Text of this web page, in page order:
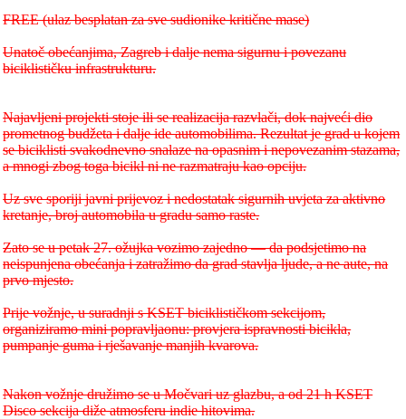
FREE (ulaz besplatan za sve sudionike kritične mase)
Unatoč obećanjima, Zagreb i dalje nema sigurnu i povezanu
biciklističku infrastrukturu.
Najavljeni projekti stoje ili se realizacija razvlači, dok najveći dio
prometnog budžeta i dalje ide automobilima. Rezultat je grad u kojem
se biciklisti svakodnevno snalaze na opasnim i nepovezanim stazama,
a mnogi zbog toga bicikl ni ne razmatraju kao opciju.
Uz sve sporiji javni prijevoz i nedostatak sigurnih uvjeta za aktivno
kretanje, broj automobila u gradu samo raste.
Zato se u petak 27. ožujka vozimo zajedno — da podsjetimo na
neispunjena obećanja i zatražimo da grad stavlja ljude, a ne aute, na
prvo mjesto.
Prije vožnje, u suradnji s KSET biciklističkom sekcijom,
organiziramo mini popravljaonu: provjera ispravnosti bicikla,
pumpanje guma i rješavanje manjih kvarova.
Nakon vožnje družimo se u Močvari uz glazbu, a od 21 h KSET
Disco sekcija diže atmosferu indie hitovima.